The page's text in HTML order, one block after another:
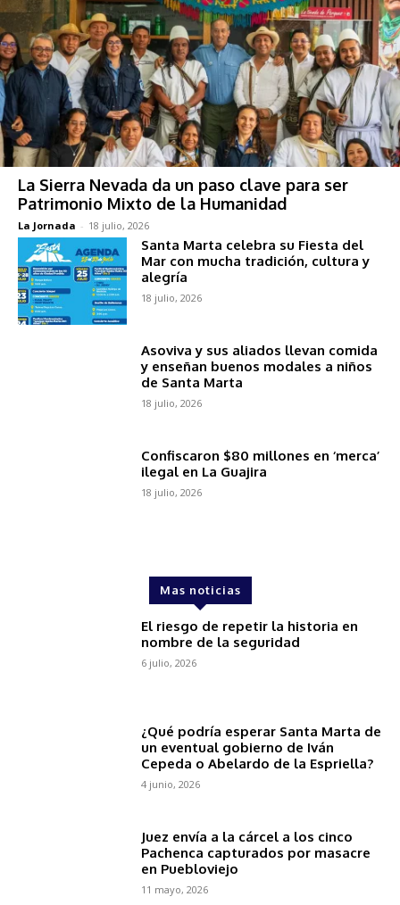
La Sierra Nevada da un paso clave para ser
Patrimonio Mixto de la Humanidad
La Jornada - 18 julio, 2026
Santa Marta celebra su Fiesta del
Mar con mucha tradición, cultura y
alegría
18 julio, 2026
Asoviva y sus aliados llevan comida
y enseñan buenos modales a niños
de Santa Marta
18 julio, 2026
Confiscaron $80 millones en ‘merca’
ilegal en La Guajira
18 julio, 2026
Mas noticias
El riesgo de repetir la historia en
nombre de la seguridad
6 julio, 2026
¿Qué podría esperar Santa Marta de
un eventual gobierno de Iván
Cepeda o Abelardo de la Espriella?
4 junio, 2026
Juez envía a la cárcel a los cinco
Pachenca capturados por masacre
en Puebloviejo
11 mayo, 2026